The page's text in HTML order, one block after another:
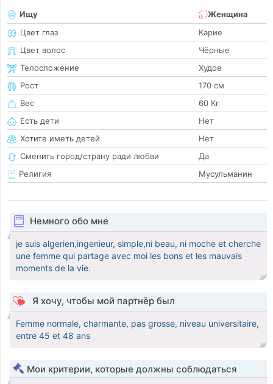
Ищу
Женщина
Цвет глаз
Карие
Цвет волос
Чёрные
Телосложение
Худое
Рост
170 см
Вес
60 Кг
Есть дети
Нет
Хотите иметь детей
Нет
Сменить город/страну ради любви
Да
Религия
Мусульманин
Немного обо мне
je suis algerien,ingenieur, simple,ni beau, ni moche et cherche
une femme qui partage avec moi les bons et les mauvais
moments de la vie.
Я хочу, чтобы мой партнёр был
Femme normale, charmante, pas grosse, niveau universitaire,
entre 45 et 48 ans
Мои критерии, которые должны соблюдаться